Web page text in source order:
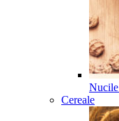
Cereale